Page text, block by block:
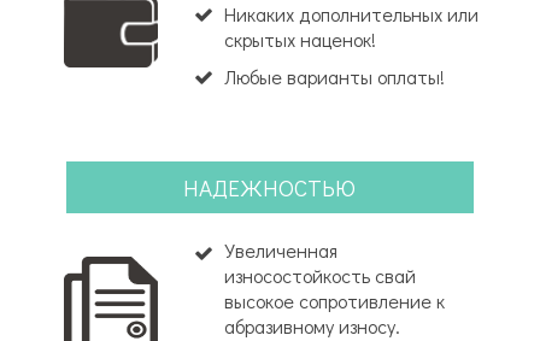
Никаких дополнительных или
скрытых наценок!
Любые варианты оплаты!
НАДЕЖНОСТЬЮ
Увеличенная
износостойкость свай
высокое сопротивление к
абразивному износу.